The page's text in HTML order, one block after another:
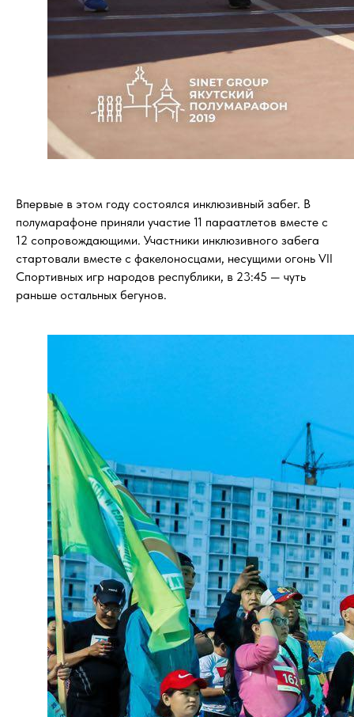
Впервые в этом году состоялся инклюзивный забег. В
полумарафоне приняли участие 11 параатлетов вместе с
12 сопровождающими. Участники инклюзивного забега
стартовали вместе с факелоносцами, несущими огонь VII
Спортивных игр народов республики, в 23:45 — чуть
раньше остальных бегунов.